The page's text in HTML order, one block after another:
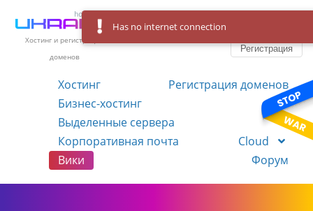
Хостинг и регистрация
доменов
Регистрация
Хостинг
Регистрация доменов
Бизнес-хостинг
VPS
Выделенные сервера
Корпоративная почта
Cloud
Вики
Форум
Has no internet connection